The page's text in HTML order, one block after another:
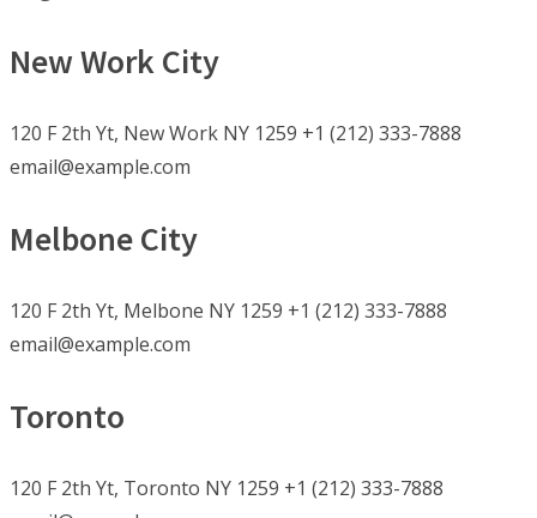
New Work City
120 F 2th Yt, New Work NY 1259 +1 (212) 333-7888
email@example.com
Melbone City
120 F 2th Yt, Melbone NY 1259 +1 (212) 333-7888
email@example.com
Toronto
120 F 2th Yt, Toronto NY 1259 +1 (212) 333-7888